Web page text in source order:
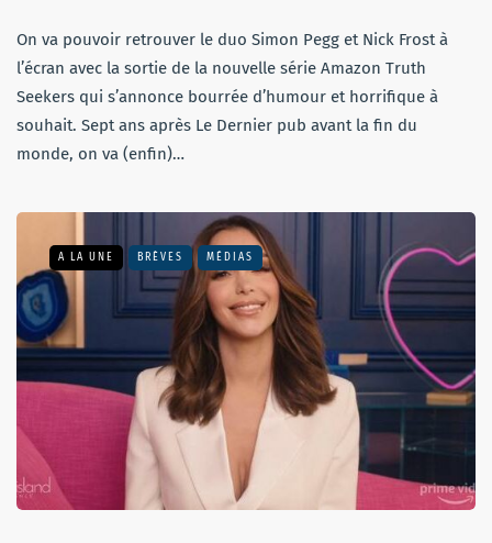
On va pouvoir retrouver le duo Simon Pegg et Nick Frost à
l’écran avec la sortie de la nouvelle série Amazon Truth
Seekers qui s’annonce bourrée d’humour et horrifique à
souhait. Sept ans après Le Dernier pub avant la fin du
monde, on va (enfin)…
A LA UNE BRÈVES MÉDIAS